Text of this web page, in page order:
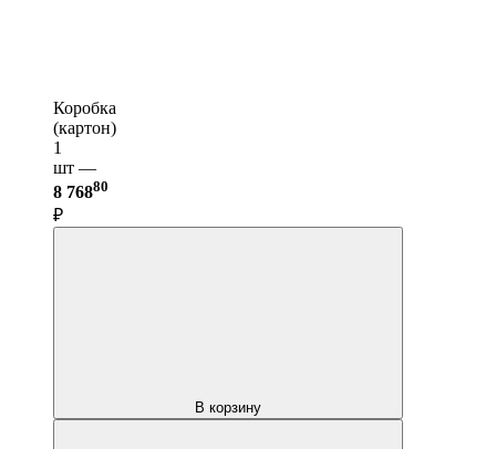
Коробка
(картон)
1
шт —
8 76880
₽
В корзину